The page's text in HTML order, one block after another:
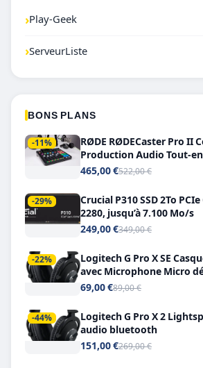
›Play-Geek
›ServeurListe
BONS PLANS
-11%
RØDE RØDECaster Pro II
Production Audio Tout-
Double USB-C
465,00 €522,00 €
-29%
Crucial P310 SSD 2To
2280, jusqu’à 7.100 Mo/s
249,00 €349,00 €
-22%
Logitech G Pro X SE
avec Microphone Micro
Headphone X 7.1
69,00 €89,00 €
-44%
Logitech G Pro X 2
audio bluetooth
151,00 €269,00 €